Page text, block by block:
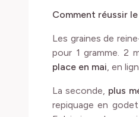
Comment réussir
Les graines de
pour 1 gramme. 2
place en mai, en
La seconde, plus
repiquage en